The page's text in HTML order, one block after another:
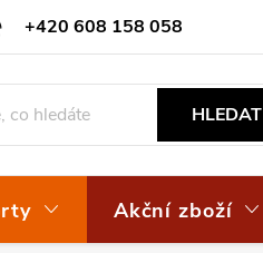
+420 608 158 058
EKO-KOM
HLEDAT
Akční zboží